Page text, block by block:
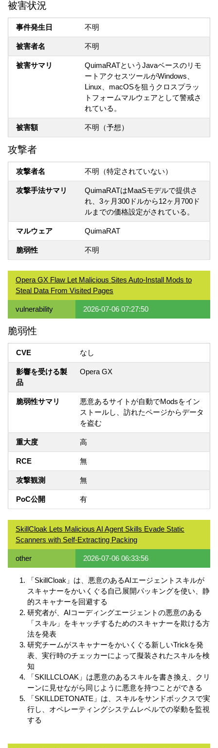
被害状況
事件発生日 不明
被害者名 不明
被害サマリ
QuimaRATというJavaベースのリモ
ートアクセスツールがWindows、
Linux、macOSを狙うクロスプラッ
トフォームマルウェアとして警戒さ
れている。
被害額 不明（予想）
攻撃者
攻撃者名 不明（特定されていない）
攻撃手法サマリ
QuimaRATはMaaSモデルで提供さ
れ、3ヶ月300ドルから12ヶ月700ド
ルまでの価格設定がされている。
マルウェア QuimaRAT
脆弱性 不明
Opera GX Flaw Let Malicious Sites Auto-Install Mods to
Steal Data From Visited Pages
vulnerability 2026-07-06 07:27:50
脆弱性
CVE なし
影響を受ける製
品
Opera GX
脆弱性サマリ
悪意あるサイトが自動でModsをイン
ストールし、訪れたページからデータ
を盗む
重大度 高
RCE 無
攻撃観測 無
PoC公開 有
SkillCloak Lets Malicious AI Agent Skills Evade Static
Scanners with Self-Extracting Packing
other 2026-07-06 06:33:56
「SkillCloak」は、悪意のあるAIエージェントスキルが
スキャナーをかいくぐる自己展開パッキングを使い、静
的スキャナーを回避する
研究者が、AIコーディングエージェントの悪意のある
「スキル」をキャッチするためのスキャナーを欺ける方
法を発表
研究チームがスキャナーをかいくぐる新しいTrickを発
表、実行時のチェッカーによって擬装されたスキルを検
知
「SKILLCLOAK」は悪意のあるスキルを書き換え、クリ
ーンに見せながら同じように悪意を持つことができる
「SKILLDETONATE」は、スキルをサンドボックスで実
行し、オペレーティングシステムレベルでの挙動を監視
する